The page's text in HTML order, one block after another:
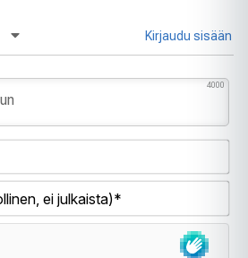
Kirjaudu sisään
4000
ei